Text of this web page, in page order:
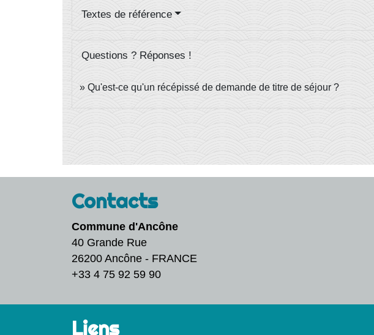
Textes de référence
Questions ? Réponses !
Qu'est-ce qu'un récépissé de demande de titre de séjour ?
Contacts
Commune d'Ancône
40 Grande Rue
26200 Ancône - FRANCE
+33 4 75 92 59 90
Liens